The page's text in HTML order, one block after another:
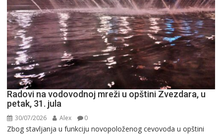
Radovi na vodovodnoj mreži u opštini Zvezdara, u
petak, 31. jula
30/07/2026 Alex 0
Zbog stavljanja u funkciju novopoloženog cevovoda u opštini